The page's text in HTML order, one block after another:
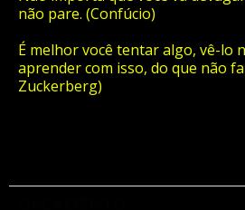
não pare. (Confúcio)
É melhor você tentar algo, vê-lo
aprender com isso, do que não
Zuckerberg)